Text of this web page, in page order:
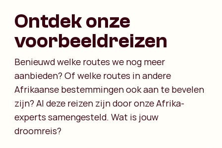
Ontdek onze
voorbeeldreizen
Benieuwd welke routes we nog meer
aanbieden? Of welke routes in andere
Afrikaanse bestemmingen ook aan te bevelen
zijn? Al deze reizen zijn door onze Afrika-
experts samengesteld. Wat is jouw
droomreis?